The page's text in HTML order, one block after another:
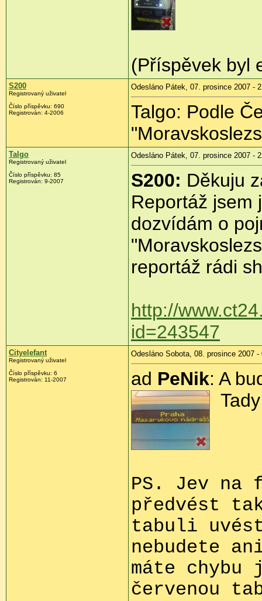
(Příspěvek byl
S200
Registrovaný uživatel
Číslo příspěvku: 690
Registrován: 4-2006
Odesláno Pátek, 07. prosince 2007 -
Talgo: Podle
Talgo
Registrovaný uživatel
Číslo příspěvku: 85
Registrován: 9-2007
Odesláno Pátek, 07. prosince 2007 -
S200: Děkuju
Reportáž jsem
dozvídám o
reportáž rádi
http://
id=243547
Cityelefant
Registrovaný uživatel
Číslo příspěvku: 6
Registrován: 11-2007
Odesláno Sobota, 08. prosince 2007 -
ad PeNik: A
PS. Jev na
předvést
tabuli
nebudete
máte
červenou